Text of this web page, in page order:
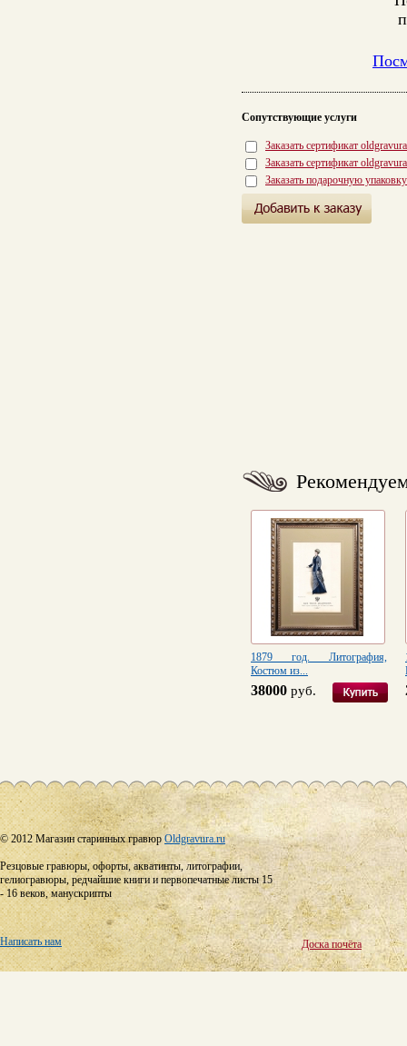
Сопутствующие услуги
Заказать сертификат
Заказать сертификат
Заказать подарочную
1879 год. Литография,
Костюм из...
38000 руб.
© 2012 Магазин старинных гравюрOldgravura.ru
Резцовые гравюры, офорты, акватинты, литографии,
гелиогравюры, редчайшие книги и первопечатные листы 15
- 16 веков, манускрипты
Написать нам Доска почёта